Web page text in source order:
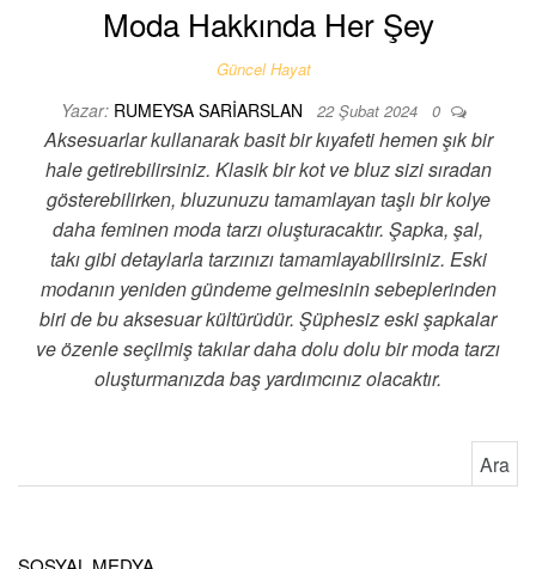
Moda Hakkında Her Şey
Güncel Hayat
Yazar: RUMEYSA SARIARSLAN 22 Şubat 2024 0
Aksesuarlar kullanarak basit bir kıyafeti hemen şık bir
hale getirebilirsiniz. Klasik bir kot ve bluz sizi sıradan
gösterebilirken, bluzunuzu tamamlayan taşlı bir kolye
daha feminen moda tarzı oluşturacaktır. Şapka, şal,
takı gibi detaylarla tarzınızı tamamlayabilirsiniz. Eski
modanın yeniden gündeme gelmesinin sebeplerinden
biri de bu aksesuar kültürüdür. Şüphesiz eski şapkalar
ve özenle seçilmiş takılar daha dolu dolu bir moda tarzı
oluşturmanızda baş yardımcınız olacaktır.